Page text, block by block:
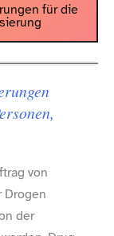
für die
von
Drogen
der